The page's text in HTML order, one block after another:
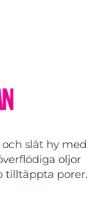
slät hy med
oljor
tilltäppta porer.